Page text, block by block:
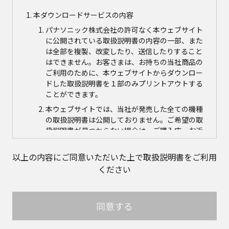
本ダウンロードサービスの内容
パナソニック株式会社の許可なく本ウェブサイト
に公開されている取扱説明書の内容の一部、また
は全部を複製、改変したり、送信したりすること
はできません。お客さまは、お持ちの当社商品の
ご利用のために、本ウェブサイトからダウンロー
ドした取扱説明書を１部のみプリントアウトする
ことができます。
本ウェブサイトでは、当社が発売した全ての機種
の取扱説明書は公開しておりません。ご希望の取
扱説明書が見つからない場合は、ご購入店、お近
くの当社商品の取扱店、または当社サービス会社
に直接お問い合わせの上、ご購入いただきますよ
うお願いいたします。ただし、商品自体の生産中
止などの理由により、当該商品につき取扱説明書
めご了承ください。
本ウェブサイトに公開されている取扱説明書の対
象商品が生産中止などの理由でご購入できない場
以上の内容にご同意いただいた上で取扱説明書をご利用
ください
同意する